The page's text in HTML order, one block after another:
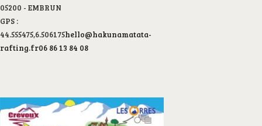
05200 - EMBRUN
GPS :
44.555475,6.506175hello@hakunamatata-
rafting.fr06 86 13 84 08